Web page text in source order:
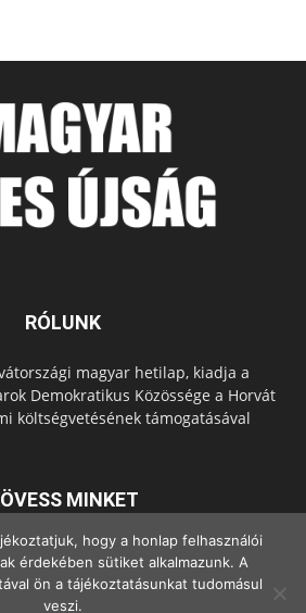
RÓLUNK
magyar hetilap, kiadja a
Demokratikus Közössége a Horvát
költségvetésének támogatásával
MINKET
hogy a honlap felhasználói
érdekében sütiket alkalmazunk. A
ön a tájékoztatásunkat tudomásul
veszi.